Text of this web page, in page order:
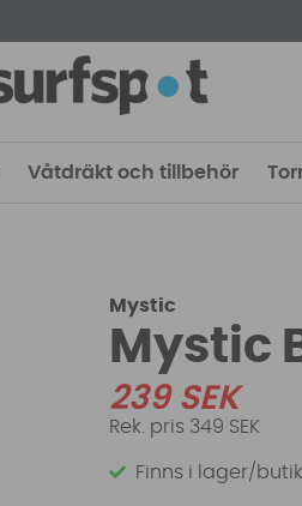
Våtdräkt och tillbehör
Mystic
Mystic
239SEK
349 SEK
Finns i lager/butik